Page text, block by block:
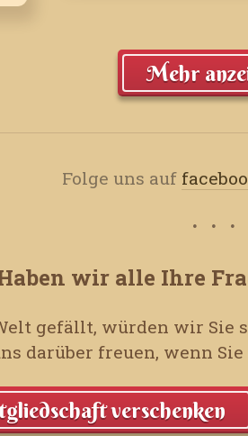
Mehr
Folge uns auf
wir alle Ihre
gefällt, würden wir Sie
darüber freuen, wenn
verschenken